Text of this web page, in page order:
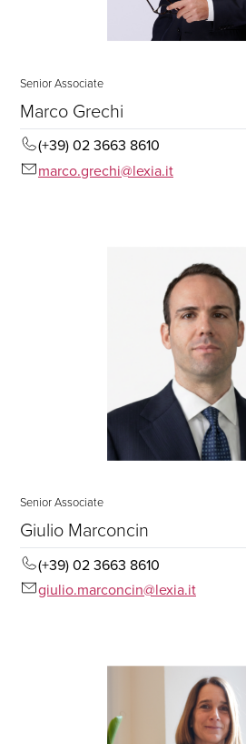
Senior Associate
Marco Grechi
(+39) 02 3663 8610
marco.grechi@lexia.it
Senior Associate
Giulio Marconcin
(+39) 02 3663 8610
giulio.marconcin@lexia.it